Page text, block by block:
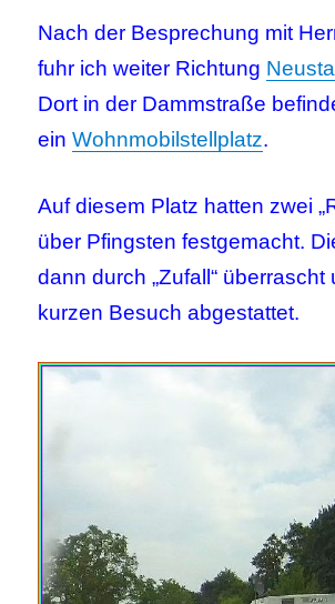
Nach der Besprechung mit
fuhr ich weiter Richtung
Dort in der Dammstraße
einWohnmobilstellplatz.
Auf diesem Platz hatten zwei
über Pfingsten festgemacht.
dann durch „Zufall“ überrascht
kurzen Besuch abgestattet.